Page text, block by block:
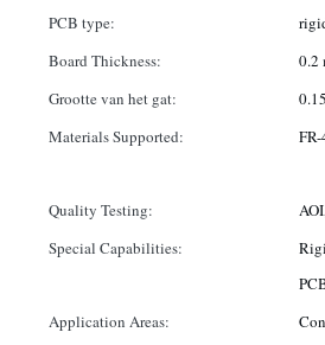
PCB type:
Board Thickness:
Grootte van het gat:
Materials Supported:
Quality Testing:
Special Capabilities:
Application Areas: